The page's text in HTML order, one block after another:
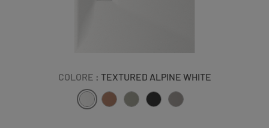
COLORE : TEXTURED ALPINE WHITE